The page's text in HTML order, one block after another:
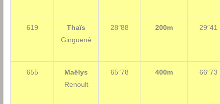
619
Thaïs
Ginguené
28″88 200m 29″41
655
Maëlys
Renoult
65″78 400m 66″73